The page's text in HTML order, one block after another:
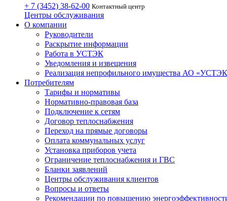
+ 7 (3452) 38-62-00 Контактный центр
Центры обслуживания
О компании
Руководители
Раскрытие информации
Работа в УСТЭК
Уведомления и извещения
Реализация непрофильного имущества АО
Потребителям
Тарифы и нормативы
Нормативно-правовая база
Подключение к сетям
Договор теплоснабжения
Переход на прямые договоры
Оплата коммунальных услуг
Установка приборов учета
Ограничение теплоснабжения и ГВС
Бланки заявлений
Центры обслуживания клиентов
Вопросы и ответы
Рекомендации по повышению